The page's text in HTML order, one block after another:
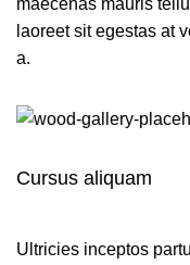
laoreet sit egestas at
a.
Cursus aliquam
Ultricies inceptos